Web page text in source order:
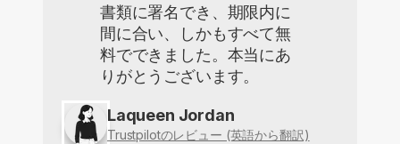
書類に署名でき、期限内に
間に合い、しかもすべて無
料でできました。本当にあ
りがとうございます。
Laqueen Jordan
Trustpilotのレビュー (英語から翻訳)